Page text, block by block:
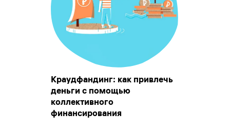
Краудфандинг: как привлечь
деньги с помощью
коллективного
финансирования